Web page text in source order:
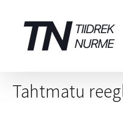
content
Tahtmatu